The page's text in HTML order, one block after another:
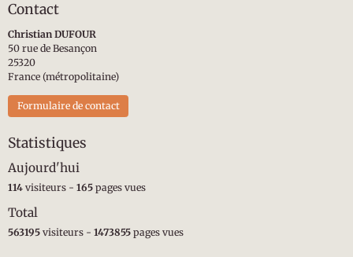
Contact
Christian DUFOUR
50 rue de Besançon
25320
France (métropolitaine)
Formulaire de contact
Statistiques
Aujourd'hui
114 visiteurs - 165 pages vues
Total
563195 visiteurs - 1473855 pages vues